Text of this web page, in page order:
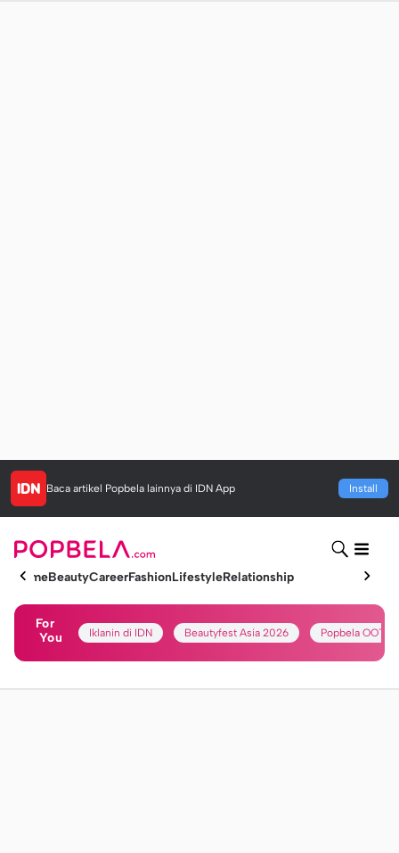
Baca artikel Popbela lainnya di IDN App Install
HomeBeautyCareerFashionLifestyleRelationship
For
You
Iklanin di IDN Beautyfest Asia 2026 Popbela OOTD